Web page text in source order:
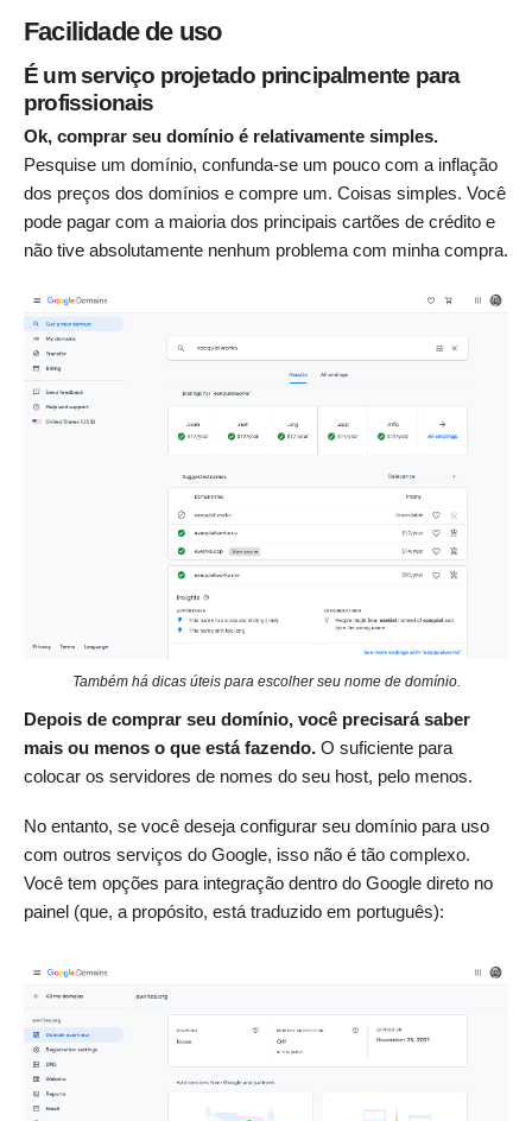
Facilidade de uso
É um serviço projetado principalmente para
profissionais
Ok, comprar seu domínio é relativamente simples.
Pesquise um domínio, confunda-se um pouco com a inflação
dos preços dos domínios e compre um. Coisas simples. Você
pode pagar com a maioria dos principais cartões de crédito e
não tive absolutamente nenhum problema com minha compra.
Também há dicas úteis para escolher seu nome de domínio.
Depois de comprar seu domínio, você precisará saber
mais ou menos o que está fazendo. O suficiente para
colocar os servidores de nomes do seu host, pelo menos.
No entanto, se você deseja configurar seu domínio para uso
com outros serviços do Google, isso não é tão complexo.
Você tem opções para integração dentro do Google direto no
painel (que, a propósito, está traduzido em português):